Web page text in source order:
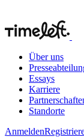
Über uns
Essays
Karriere
Standorte
Anmelden